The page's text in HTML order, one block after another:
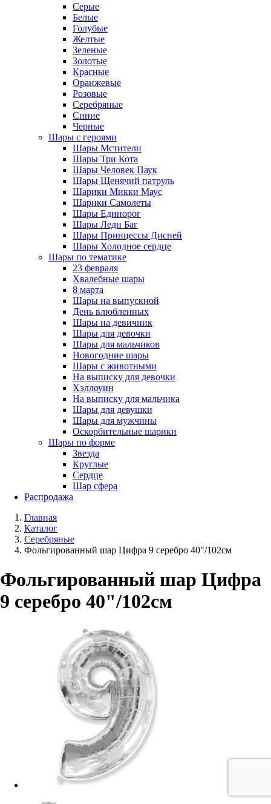
Серые
Белые
Голубые
Желтые
Зеленые
Золотые
Красные
Оранжевые
Розовые
Серебряные
Синие
Черные
Шары с героями
Шары Мстители
Шары Три Кота
Шары Человек Паук
Шары Щенячий патруль
Шарики Микки Маус
Шарики Самолеты
Шары Единорог
Шары Леди Баг
Шары Принцессы Дисней
Шары Холодное сердце
Шары по тематике
23 февраля
Хвалебные шары
8 марта
Шары на выпускной
День влюбленных
Шары на девичник
Шары для девочки
Шары для мальчиков
Новогодние шары
Шары с животными
На выписку для девочки
Хэллоуин
На выписку для мальчика
Шары для девушки
Шары для мужчины
Оскорбительные шарики
Шары по форме
Звезда
Круглые
Сердце
Шар сфера
Распродажа
Главная
Каталог
Серебряные
Фольгированный шар Цифра 9 серебро 40"/102см
Фольгированный шар Цифра
9 серебро 40"/102см